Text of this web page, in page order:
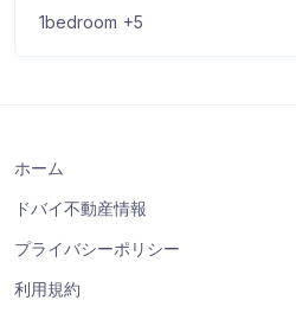
1bedroom +5
ホーム
ドバイ不動産情報
プライバシーポリシー
利用規約